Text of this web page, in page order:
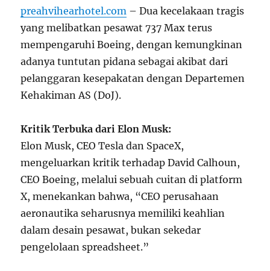
preahvihearhotel.com – Dua kecelakaan tragis
yang melibatkan pesawat 737 Max terus
mempengaruhi Boeing, dengan kemungkinan
adanya tuntutan pidana sebagai akibat dari
pelanggaran kesepakatan dengan Departemen
Kehakiman AS (DoJ).
Kritik Terbuka dari Elon Musk:
Elon Musk, CEO Tesla dan SpaceX,
mengeluarkan kritik terhadap David Calhoun,
CEO Boeing, melalui sebuah cuitan di platform
X, menekankan bahwa, “CEO perusahaan
aeronautika seharusnya memiliki keahlian
dalam desain pesawat, bukan sekedar
pengelolaan spreadsheet.”